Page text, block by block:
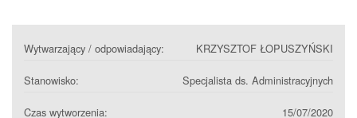
Wytwarzający / odpowiadający: KRZYSZTOF ŁOPUSZYŃSKI
Stanowisko: Specjalista ds. Administracyjnych
Czas wytworzenia: 15/07/2020